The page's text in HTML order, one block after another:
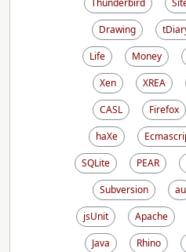
Thunderbird
Drawing
Life
Money
Xen
XREA
CASL
Firefox
haXe
SQLite
PEAR
Subversion
au
jsUnit
Apache
Java
Rhino